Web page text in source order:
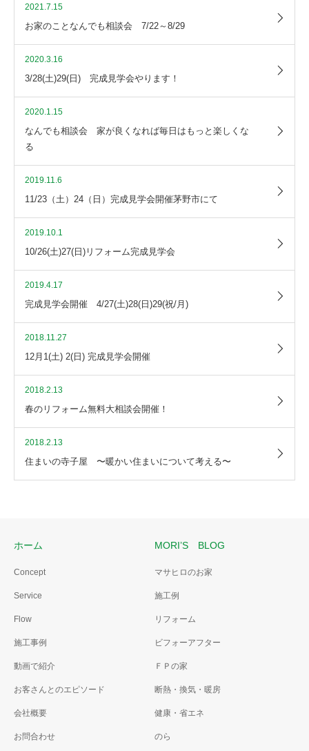
2021.7.15
お家のことなんでも相談会 7/22～8/29
2020.3.16
3/28(土)29(日) 完成見学会やります！
2020.1.15
なんでも相談会 家が良くなれば毎日はもっと楽しくな
る
2019.11.6
11/23（土）24（日）完成見学会開催茅野市にて
2019.10.1
10/26(土)27(日)リフォーム完成見学会
2019.4.17
完成見学会開催 4/27(土)28(日)29(祝/月)
2018.11.27
12月1(土) 2(日) 完成見学会開催
2018.2.13
春のリフォーム無料大相談会開催！
2018.2.13
住まいの寺子屋 〜暖かい住まいについて考える〜
ホーム
Concept
Service
Flow
施工事例
動画で紹介
お客さんとのエピソード
会社概要
お問合わせ
MORI’S BLOG
マサヒロのお家
施工例
リフォーム
ビフォーアフター
ＦＰの家
断熱・換気・暖房
健康・省エネ
のら